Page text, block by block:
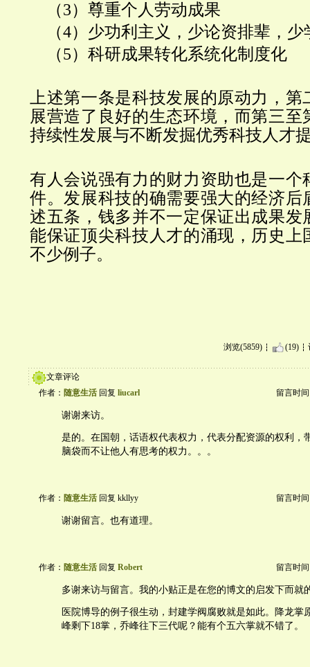
（3）尊重个人劳动成果
（4）少功利主义，少论资排辈，少
（5）科研成果转化系统化制度化
上述第一条是科技发展的原动力，
展营造了良好的生态环境，而第三至
持续性发展与不断发掘优秀科技人才
有人会说强有力的财力资助也是一个
件。发展科技的确需要强大的经济后
述五条，钱多并不一定保证出成果发
能保证顶尖科技人才的涌现， 历史上
不少例子。
浏览(5859) (19)
文章评论
作者： 随意生活 回复 liucarl 留言时间
谢谢来访。
是的。在国朝，话语权代表权力，代表分配资源的权利，
脑袋而不让他人有思考的权力。。。
作者： 随意生活 回复 kkllyy 留言时间
谢谢留言。也有道理。
作者： 随意生活 回复 Robert 留言时间
多谢来访与留言。我的小贴正是在您的博文的启发下而就
医院博导的例子很生动，封建学阀腐败就是如此。降龙掌
峰剩下18掌，乔峰往下三代呢？能有个五六掌就不错了。